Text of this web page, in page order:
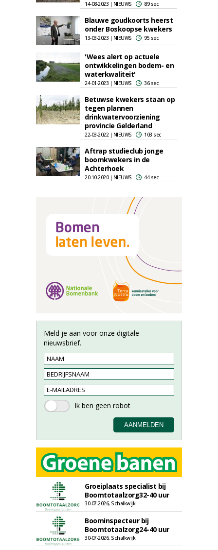
14-08-2023 | NIEUWS 89 sec
Blauwe goudkoorts heerst
onder Boskoopse kwekers
13-03-2023 | NIEUWS 95 sec
'Wees alert op actuele
ontwikkelingen bodem- en
waterkwaliteit'
24-01-2023 | NIEUWS 36 sec
Betuwse kwekers staan op
tegen plannen
drinkwatervoorziening
provincie Gelderland
22-03-2022 | NIEUWS 103 sec
Aftrap studieclub jonge
boomkwekers in de
Achterhoek
20-10-2020 | NIEUWS 44 sec
Meld je aan voor onze digitale
nieuwsbrief.
Groeiplaats specialist bij
Boomtotaalzorg32-40 uur
30-07-2026, Schalkwijk
Boominspecteur bij
Boomtotaalzorg24-40 uur
30-07-2026, Schalkwijk